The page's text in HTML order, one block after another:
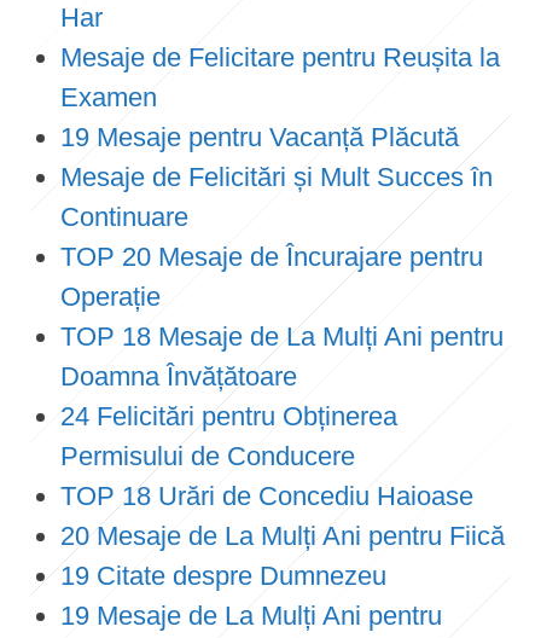
Har
Mesaje de Felicitare pentru Reușita la
Examen
19 Mesaje pentru Vacanță Plăcută
Mesaje de Felicitări și Mult Succes în
Continuare
TOP 20 Mesaje de Încurajare pentru
Operație
TOP 18 Mesaje de La Mulți Ani pentru
Doamna Învățătoare
24 Felicitări pentru Obținerea
Permisului de Conducere
TOP 18 Urări de Concediu Haioase
20 Mesaje de La Mulți Ani pentru Fiică
19 Citate despre Dumnezeu
19 Mesaje de La Mulți Ani pentru